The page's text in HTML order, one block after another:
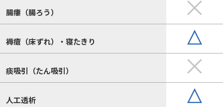
腸瘻（腸ろう）
褥瘡（床ずれ）・寝たきり
痰吸引（たん吸引）
人工透析